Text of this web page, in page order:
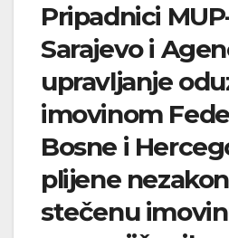
Pripadnici
Sarajevo i
upravljanje
imovinom
Bosne i
plijene
stečenu